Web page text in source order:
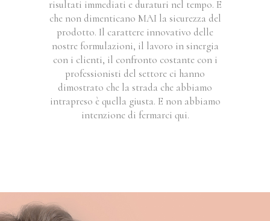
risultati immediati e duraturi nel tempo. E
che non dimenticano MAI la sicurezza del
prodotto. Il carattere innovativo delle
nostre formulazioni, il lavoro in sinergia
con i clienti, il confronto costante con i
professionisti del settore ci hanno
dimostrato che la strada che abbiamo
intrapreso è quella giusta. E non abbiamo
intenzione di fermarci qui.